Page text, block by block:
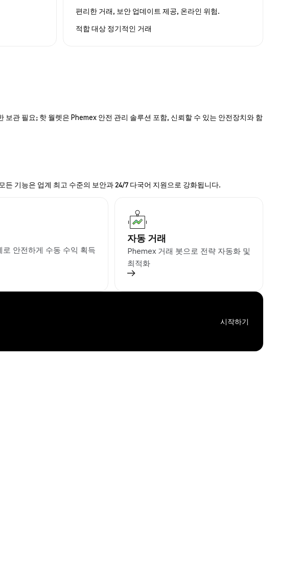
편리한 거래, 보안 업데이트 제공, 온라인 위험.
적합 대상 정기적인 거래
관 필요; 핫 월렛은 Phemex 안전 관리 솔루션 포함, 신뢰할 수 있는 안전장치와 함
기능은 업계 최고 수준의 보안과 24/7 다국어 지원으로 강화됩니다.
로 안전하게 수동 수익 획득
자동 거래
Phemex 거래 봇으로 전략 자동화 및
최적화
시작하기